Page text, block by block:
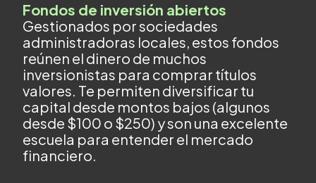
Fondos de inversión abiertos
Gestionados por sociedades
administradoras locales, estos fondos
reúnen el dinero de muchos
inversionistas para comprar títulos
valores. Te permiten diversificar tu
capital desde montos bajos (algunos
desde $100 o $250) y son una excelente
escuela para entender el mercado
financiero.